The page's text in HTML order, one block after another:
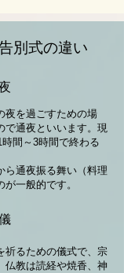
別式の違い
夜を過ごすための場
で通夜といいます。現
間～3時間で終わる
ら通夜振る舞い（料理
一般的です。
祈るための儀式で、宗
仏教は読経や焼香、神